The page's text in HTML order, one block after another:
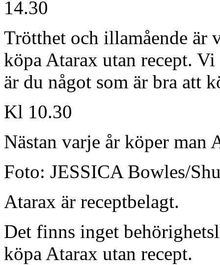
14.30
Trötthet och illamående är
köpa Atarax utan recept.
är du något som är bra att
Kl 10.30
Nästan varje år köper man
Foto: JESSICA Bowles/
Atarax är receptbelagt.
Det finns inget
köpa Atarax utan recept.